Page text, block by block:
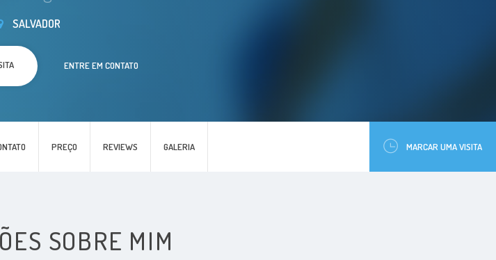
PREÇO REVIEWS GALERIA MARCAR UMA VISITA
SALVADOR
ENTRE EM CONTATO
SOBRE MIM